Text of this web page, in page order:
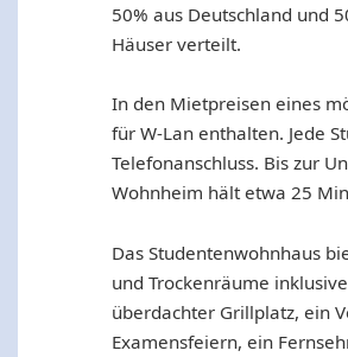
50% aus Deutschland und
Häuser verteilt.
In den Mietpreisen eines
für W-Lan enthalten. Jede
Telefonanschluss. Bis zur
Wohnheim hält etwa 25
Das Studentenwohnhaus
und Trockenräume
überdachter Grillplatz, ein
Examensfeiern, ein